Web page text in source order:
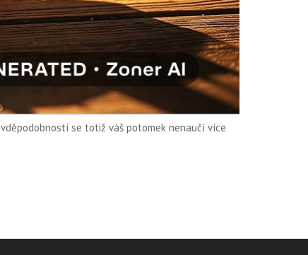
se totiž váš potomek nenaučí více